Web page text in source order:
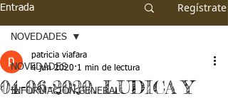
Entrada Regístrate
NOVEDADES
INFORMACIÓN GENERAL
NOVEDADES
04-06-2020. LUDICA Y
patricia viafara
4 jun 2020 1 min de lectura